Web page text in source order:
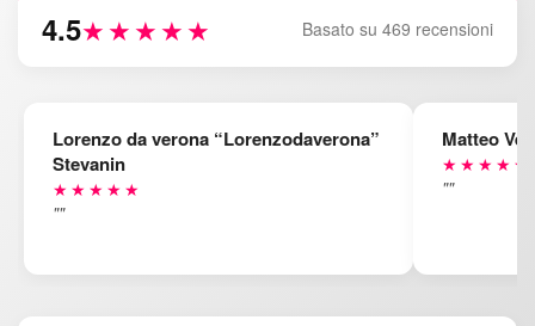
4.5★★★★★ Basato su 469 recensioni
Lorenzo da verona “Lorenzodaverona”
Stevanin
★★★★★
""
Matteo
★★★★★
""